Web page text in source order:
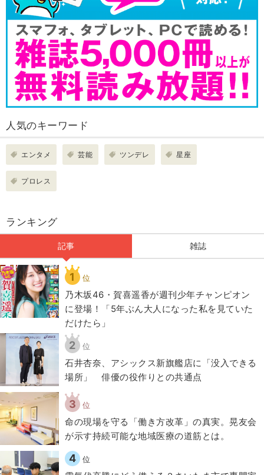
人気のキーワード
エンタメ 芸能 ツンデレ 星座
プロレス
ランキング
記事 雑誌
1 位
乃木坂46・賀喜遥香が週刊少年チャンピオン
に登場！「5年ぶん大人になった私を見ていた
だけたら」
2 位
石井杏奈、アシックス新旗艦店に「没入できる
場所」 俳優の役作りとの共通点
3 位
​命の現場を守る「働き方改革」の真実。晃友会
が示す持続可能な地域医療の道筋とは。
4 位